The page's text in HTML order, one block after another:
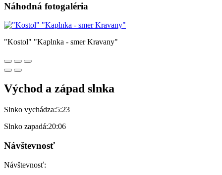
Náhodná fotogaléria
"Kostol" "Kaplnka - smer Kravany"
Východ a západ slnka
Slnko vychádza:5:23
Slnko zapadá:20:06
Návštevnosť
Návštevnosť: